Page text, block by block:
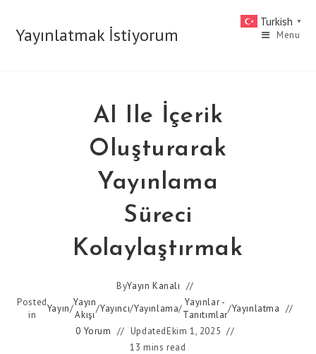
contentYayınlatmak İstiyorum Menu
AI Ile İçerik
Oluşturarak
Yayınlama
Süreci
Kolaylaştırmak
ByYayın Kanalı
Posted
in
Yayın/
Yayın
Akışı
/Yayıncı/Yayınlama/
Yayınlar -
Tanıtımlar
/Yayınlatma
0 Yorum
UpdatedEkim 1, 2025
13 mins read
Turkish ▼